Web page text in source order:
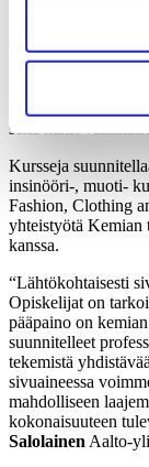
kun Kemian
Tehrani. Hän on
tämän vuoden
käynnistyy vuonna
tekstiilikuiduista,
sekä kaksi
Kursseja
insinööri-, muoti-
Fashion, Clothing
yhteistyötä Kemian
kanssa.
“Lähtökohtaisesti
Opiskelijat on
pääpaino on
suunnitelleet
tekemistä
sivuaineessa
mahdolliseen
kokonaisuuteen
Salolainen Aalto-